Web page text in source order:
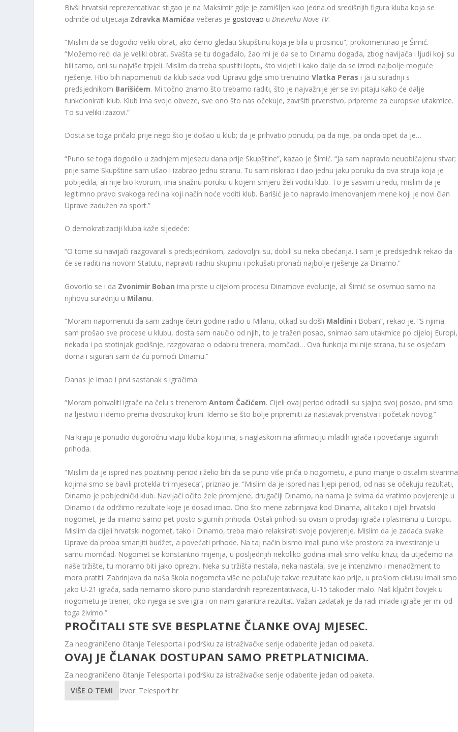
Bivši hrvatski reprezentativac stigao je na Maksimir gdje je zamišljen kao jedna od središnjih figura kluba koja se
odmiče od utjecaja Zdravka Mamićaa večeras je gostovao u Dnevniku Nove TV.
“Mislim da se dogodio veliki obrat, ako ćemo gledati Skupštinu koja je bila u prosincu”, prokomentirao je Šimić.
“Možemo reći da je veliki obrat. Svašta se tu događalo, žao mi je da se to Dinamu događa, zbog navijača i ljudi koji su
bili tamo, oni su najviše trpjeli. Mislim da treba spustiti loptu, što vidjeti i kako dalje da se izrodi najbolje moguće
rješenje. Htio bih napomenuti da klub sada vodi Upravu gdje smo trenutnoVlatka Peras i ja u suradnji s
predsjednikom Barišićem. Mi točno znamo što trebamo raditi, što je najvažnije jer se svi pitaju kako će dalje
funkcionirati klub. Klub ima svoje obveze, sve ono što nas očekuje, završiti prvenstvo, pripreme za europske utakmice.
To su veliki izazovi.”
Dosta se toga pričalo prije nego što je došao u klub; da je prihvatio ponudu, pa da nije, pa onda opet da je…
“Puno se toga dogodilo u zadnjem mjesecu dana prije Skupštine”, kazao je Šimić. “Ja sam napravio neuobičajenu stvar;
prije same Skupštine sam ušao i izabrao jednu stranu. Tu sam riskirao i dao jednu jaku poruku da ova struja koja je
pobijedila, ali nije bio kvorum, ima snažnu poruku u kojem smjeru želi voditi klub. To je sasvim u redu, mislim da je
legitimno pravo svakoga reći na koji način hoće voditi klub. Barišić je to napravio imenovanjem mene koji je novi član
Uprave zadužen za sport.”
O demokratizaciji kluba kaže sljedeće:
“O tome su navijači razgovarali s predsjednikom, zadovoljni su, dobili su neka obećanja. I sam je predsjednik rekao da
će se raditi na novom Statutu, napraviti radnu skupinu i pokušati pronaći najbolje rješenje za Dinamo.”
Govorilo se i da Zvonimir Boban ima prste u cijelom procesu Dinamove evolucije, ali Šimić se osvrnuo samo na
njihovu suradnju u Milanu.
“Moram napomenuti da sam zadnje četiri godine radio u Milanu, otkad su došli Maldini i Boban”, rekao je. “S njima
sam prošao sve procese u klubu, dosta sam naučio od njih, to je tražen posao, snimao sam utakmice po cijeloj Europi,
nekada i po stotinjak godišnje, razgovarao o odabiru trenera, momčadi… Ova funkcija mi nije strana, tu se osjećam
doma i siguran sam da ću pomoći Dinamu.”
Danas je imao i prvi sastanak s igračima.
“Moram pohvaliti igrače na čelu s treneromAntom Čačićem. Cijeli ovaj period odradili su sjajno svoj posao, prvi smo
na ljestvici i idemo prema dvostrukoj kruni. Idemo se što bolje pripremiti za nastavak prvenstva i početak novog.”
Na kraju je ponudio dugoročnu viziju kluba koju ima, s naglaskom na afirmaciju mladih igrača i povećanje sigurnih
prihoda.
“Mislim da je ispred nas pozitivniji period i želio bih da se puno više priča o nogometu, a puno manje o ostalim stvarima
kojima smo se bavili protekla tri mjeseca”, priznao je. “Mislim da je ispred nas lijepi period, od nas se očekuju rezultati,
Dinamo je pobjednički klub. Navijači očito žele promjene, drugačiji Dinamo, na nama je svima da vratimo povjerenje u
Dinamo i da održimo rezultate koje je dosad imao. Ono što mene zabrinjava kod Dinama, ali tako i cijeli hrvatski
nogomet, je da imamo samo pet posto sigurnih prihoda. Ostali prihodi su ovisni o prodaji igrača i plasmanu u Europu.
Mislim da cijeli hrvatski nogomet, tako i Dinamo, treba malo relaksirati svoje povjerenje. Mislim da je zadaća svake
Uprave da proba smanjiti budžet, a povećati prihode. Na taj način bismo imali puno više prostora za investiranje u
samu momčad. Nogomet se konstantno mijenja, u posljednjih nekoliko godina imali smo veliku krizu, da utječemo na
naše tržište, tu moramo biti jako oprezni. Neka su tržišta nestala, neka nastala, sve je intenzivno i menadžment to
mora pratiti. Zabrinjava da naša škola nogometa više ne polučuje takve rezultate kao prije, u prošlom ciklusu imali smo
jako U-21 igrača, sada nemamo skoro puno standardnih reprezentativaca, U-15 također malo. Naš ključni čovjek u
nogometu je trener, oko njega se sve igra i on nam garantira rezultat. Važan zadatak je da radi mlade igrače jer mi od
toga živimo.”
PROČITALI STE SVE BESPLATNE ČLANKE OVAJ MJESEC.
Za neograničeno čitanje Telesporta i podršku za istraživačke serije odaberite jedan od paketa.
OVAJ JE ČLANAK DOSTUPAN SAMO PRETPLATNICIMA.
Za neograničeno čitanje Telesporta i podršku za istraživačke serije odaberite jedan od paketa.
VIŠE O TEMI
Izvor: Telesport.hr